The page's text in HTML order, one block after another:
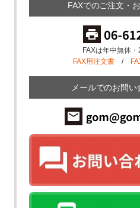
FAXでのご注文・
FAXは年中無休
FAX用注文書/
メールでのお問い